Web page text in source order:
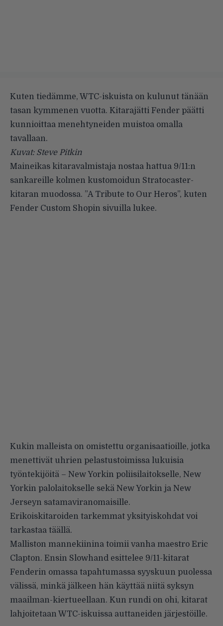
Kuten tiedämme, WTC-iskuista on kulunut tänään
tasan kymmenen vuotta. Kitarajätti Fender päätti
kunnioittaa menehtyneiden muistoa omalla
tavallaan.
Kuvat: Steve Pitkin
Maineikas kitaravalmistaja nostaa hattua 9/11:n
sankareille kolmen kustomoidun Stratocaster-
kitaran muodossa. ”A Tribute to Our Heros”, kuten
Fender Custom Shopin sivuilla lukee.
Kukin malleista on omistettu organisaatioille, jotka
menettivät uhrien pelastustoimissa lukuisia
työntekijöitä – New Yorkin poliisilaitokselle, New
Yorkin palolaitokselle sekä New Yorkin ja New
Jerseyn satamaviranomaisille.
Erikoiskitaroiden tarkemmat yksityiskohdat voi
tarkastaa täällä.
Malliston mannekiinina toimii vanha maestro Eric
Clapton. Ensin Slowhand esittelee 9/11-kitarat
Fenderin omassa tapahtumassa syyskuun puolessa
välissä, minkä jälkeen hän käyttää niitä syksyn
maailman-kiertueellaan. Kun rundi on ohi, kitarat
lahjoitetaan WTC-iskuissa auttaneiden järjestöille.